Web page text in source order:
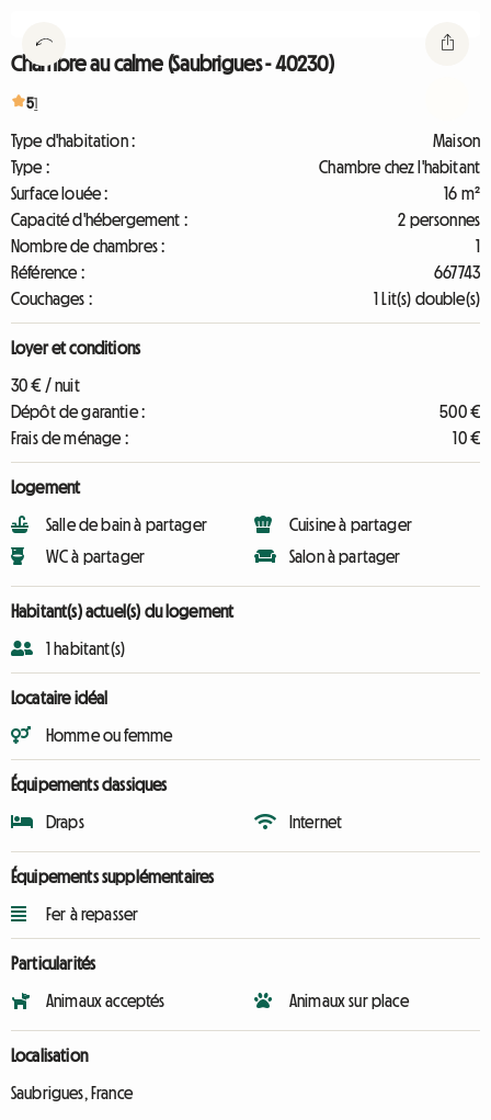
Chambre au calme (Saubrigues - 40230)
51
Type d'habitation :
Maison
Type :
Chambre chez l'habitant
Surface louée :
16 m²
Capacité d'hébergement :
2 personnes
Nombre de chambres :
1
Référence :
667743
Couchages :
1 Lit(s) double(s)
Loyer et conditions
30 € / nuit
Dépôt de garantie :
500 €
Frais de ménage :
10 €
Logement
Salle de bain à partager
WC à partager
Cuisine à partager
Salon à partager
Habitant(s) actuel(s) du logement
1 habitant(s)
Locataire idéal
Homme ou femme
Équipements classiques
Draps Internet
Équipements supplémentaires
Fer à repasser
Particularités
Animaux acceptés Animaux sur place
Localisation
Saubrigues, France